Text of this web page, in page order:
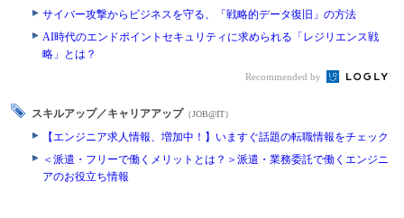
サイバー攻撃からビジネスを守る、「戦略的データ復旧」の方法
AI時代のエンドポイントセキュリティに求められる「レジリエンス戦
略」とは？
Recommended by
スキルアップ／キャリアアップ （JOB@IT）
【エンジニア求人情報、増加中！】いますぐ話題の転職情報をチェック
＜派遣・フリーで働くメリットとは？＞派遣・業務委託で働くエンジニ
アのお役立ち情報